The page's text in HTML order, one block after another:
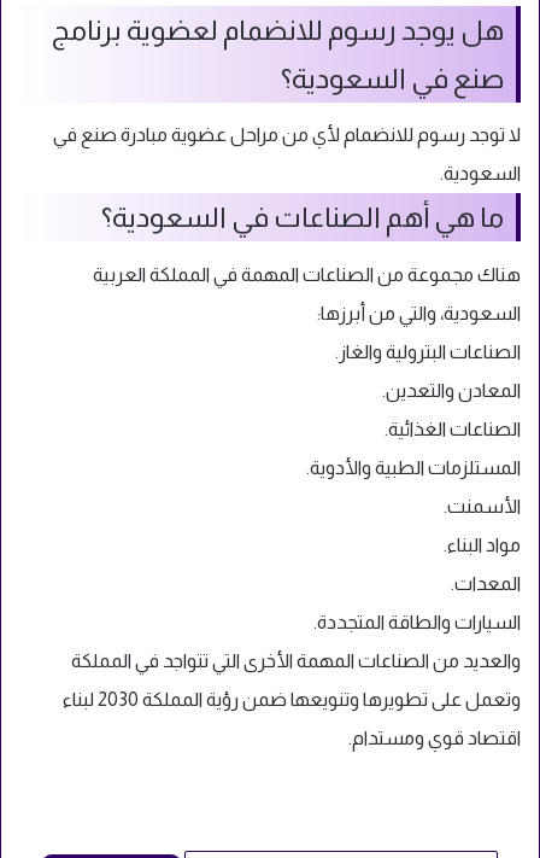
هل يوجد رسوم للانضمام لعضوية برنامج
صنع في السعودية؟
لا توجد رسوم للانضمام لأي من مراحل عضوية مبادرة صنع في
السعودية.
ما هي أهم الصناعات في السعودية؟
هناك مجموعة من الصناعات المهمة في المملكة العربية
السعودية، والتي من أبرزها:
الصناعات البترولية والغاز.
المعادن والتعدين.
الصناعات الغذائية.
المستلزمات الطبية والأدوية.
الأسمنت.
مواد البناء.
المعدات.
السيارات والطاقة المتجددة.
والعديد من الصناعات المهمة الأخرى التي تتواجد في المملكة
وتعمل على تطويرها وتنويعها ضمن رؤية المملكة 2030 لبناء
اقتصاد قوي ومستدام.